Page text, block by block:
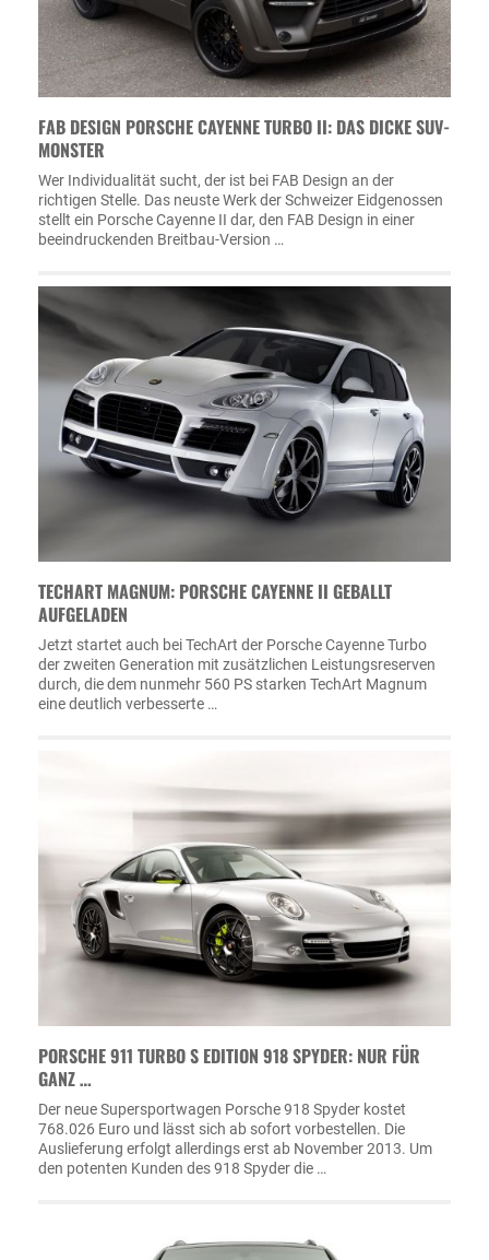
FAB DESIGN PORSCHE CAYENNE TURBO II: DAS DICKE SUV-
MONSTER
Wer Individualität sucht, der ist bei FAB Design an der
richtigen Stelle. Das neuste Werk der Schweizer Eidgenossen
stellt ein Porsche Cayenne II dar, den FAB Design in einer
beeindruckenden Breitbau-Version …
TECHART MAGNUM: PORSCHE CAYENNE II GEBALLT
AUFGELADEN
Jetzt startet auch bei TechArt der Porsche Cayenne Turbo
der zweiten Generation mit zusätzlichen Leistungsreserven
durch, die dem nunmehr 560 PS starken TechArt Magnum
eine deutlich verbesserte …
PORSCHE 911 TURBO S EDITION 918 SPYDER: NUR FÜR
GANZ …
Der neue Supersportwagen Porsche 918 Spyder kostet
768.026 Euro und lässt sich ab sofort vorbestellen. Die
Auslieferung erfolgt allerdings erst ab November 2013. Um
den potenten Kunden des 918 Spyder die …